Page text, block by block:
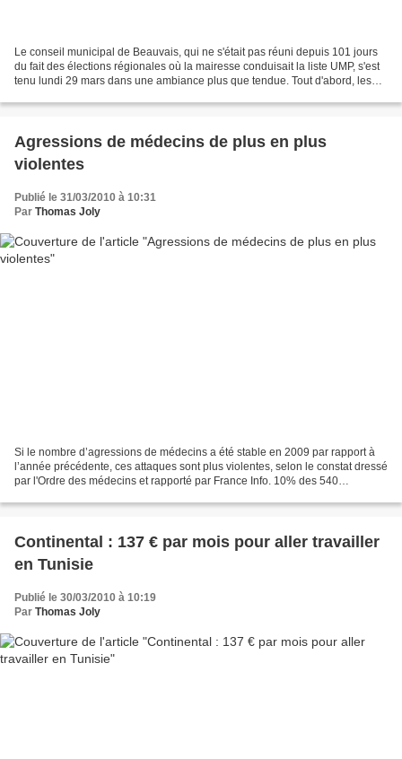
Le conseil municipal de Beauvais, qui ne s'était pas réuni depuis 101 jours
du fait des élections régionales où la mairesse conduisait la liste UMP, s'est
tenu lundi 29 mars dans une ambiance plus que tendue. Tout d'abord, les
Agressions de médecins de plus en plus
violentes
Publié le 31/03/2010 à 10:31
Par Thomas Joly
Si le nombre d’agressions de médecins a été stable en 2009 par rapport à
l’année précédente, ces attaques sont plus violentes, selon le constat dressé
par l'Ordre des médecins et rapporté par France Info. 10% des 540
Continental : 137 € par mois pour aller travailler
en Tunisie
Publié le 30/03/2010 à 10:19
Par Thomas Joly